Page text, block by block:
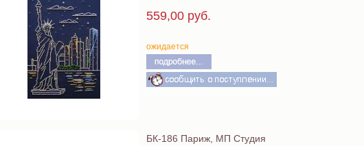
559,00 руб.
ожидается
БК-186 Париж, МП Студия